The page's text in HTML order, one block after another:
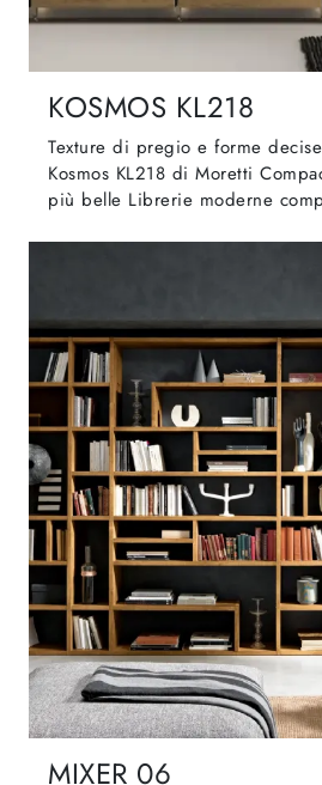
KOSMOS KL218
Texture di pregio e forme
Kosmos KL218 di Moretti
più belle Librerie moderne
MIXER 06